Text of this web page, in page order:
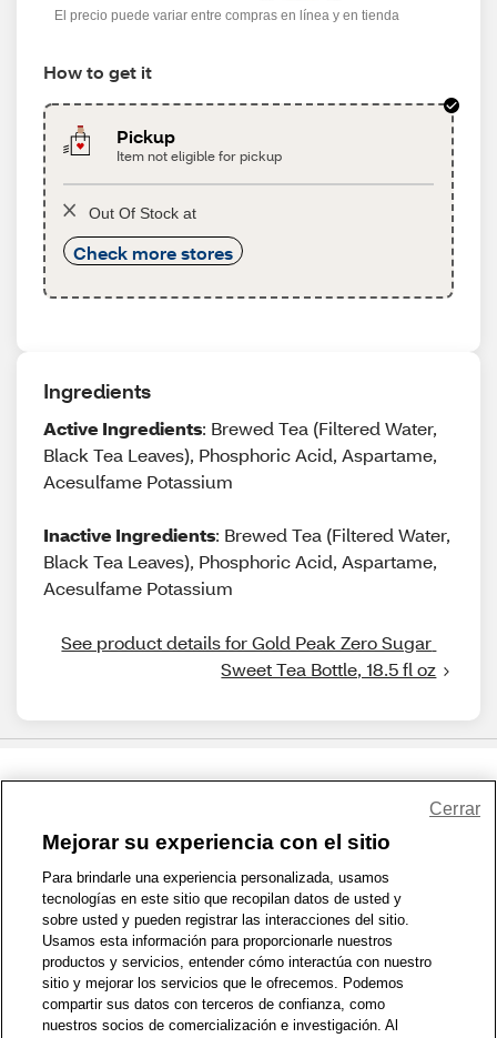
El precio puede variar entre compras en línea y en tienda
How to get it
Pickup
Item not eligible for pickup
Out Of Stock at
Check more stores
Ingredients
Active Ingredients: Brewed Tea (Filtered Water,
Black Tea Leaves), Phosphoric Acid, Aspartame,
Acesulfame Potassium
Inactive Ingredients: Brewed Tea (Filtered Water,
Black Tea Leaves), Phosphoric Acid, Aspartame,
Acesulfame Potassium
See product details for Gold Peak Zero Sugar
Sweet Tea Bottle, 18.5 fl oz
1-800-679-9691 | Contáctenos | Términos de Uso | Accesibilidad
Política de Privacidad | WA Privacy Policy | Mapa del sitio
Zona de Bienestar | © 1999 - 2026 CVS.com
Mejorar su experiencia con el sitio
Para brindarle una experiencia personalizada, usamos
tecnologías en este sitio que recopilan datos de usted y
sobre usted y pueden registrar las interacciones del sitio.
Usamos esta información para proporcionarle nuestros
productos y servicios, entender cómo interactúa con nuestro
sitio y mejorar los servicios que le ofrecemos. Podemos
compartir sus datos con terceros de confianza, como
nuestros socios de comercialización e investigación. Al
Cerrar